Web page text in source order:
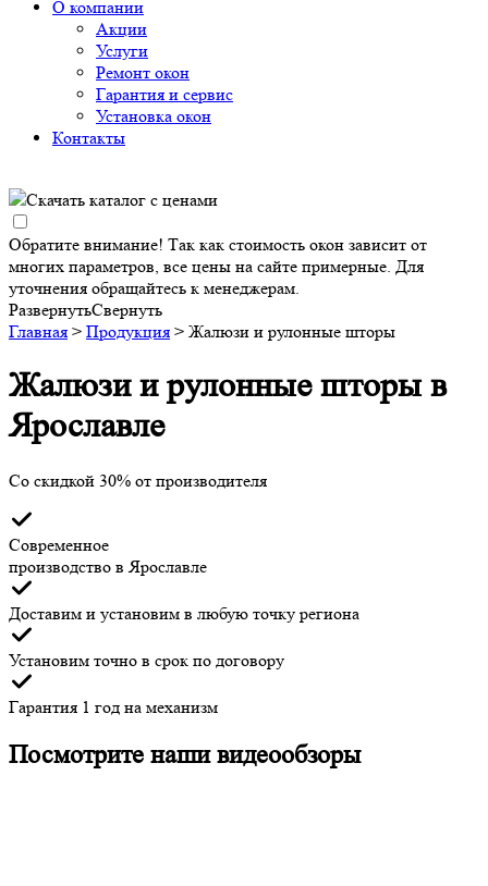
О компании
Акции
Услуги
Ремонт окон
Гарантия и сервис
Установка окон
Контакты
Скачать каталог с ценами
Обратите внимание! Так как стоимость окон зависит от
многих параметров, все цены на сайте примерные. Для
уточнения обращайтесь к менеджерам.
РазвернутьСвернуть
Главная > Продукция > Жалюзи и рулонные шторы
Жалюзи и рулонные шторы в
Ярославле
Со скидкой 30% от производителя
Современное
производство в Ярославле
Доставим и установим в любую точку региона
Установим точно в срок по договору
Гарантия 1 год на механизм
Посмотрите наши видеообзоры